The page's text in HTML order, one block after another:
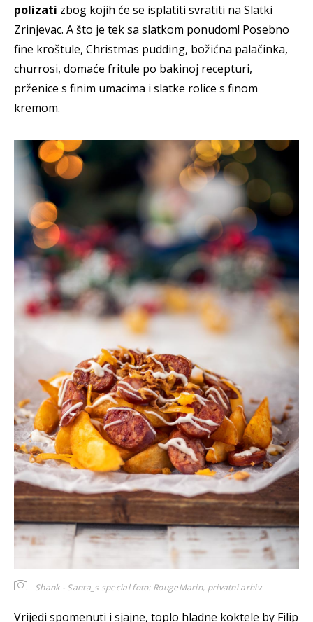
polizati zbog kojih će se isplatiti svratiti na Slatki
Zrinjevac. A što je tek sa slatkom ponudom! Posebno
fine kroštule, Christmas pudding, božićna palačinka,
churrosi, domaće fritule po bakinoj recepturi,
prženice s finim umacima i slatke rolice s finom
kremom.
Shank - Santa_s specialfoto: RougeMarin, privatni arhiv
Vrijedi spomenuti i sjajne, toplo hladne koktele by Filip